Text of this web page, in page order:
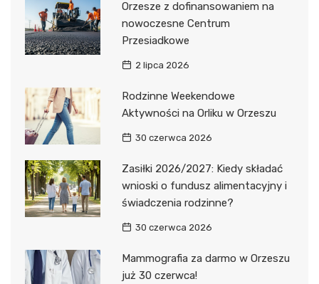
Orzesze z dofinansowaniem na
nowoczesne Centrum
Przesiadkowe
2 lipca 2026
Rodzinne Weekendowe
Aktywności na Orliku w Orzeszu
30 czerwca 2026
Zasiłki 2026/2027: Kiedy składać
wnioski o fundusz alimentacyjny i
świadczenia rodzinne?
30 czerwca 2026
Mammografia za darmo w Orzeszu
już 30 czerwca!